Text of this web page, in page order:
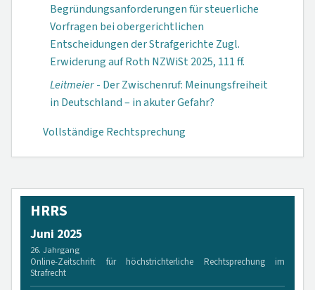
Begründungsanforderungen für steuerliche
Vorfragen bei obergerichtlichen
Entscheidungen der Strafgerichte Zugl.
Erwiderung auf Roth NZWiSt 2025, 111 ff.
Leitmeier- Der Zwischenruf: Meinungsfreiheit
in Deutschland – in akuter Gefahr?
Vollständige Rechtsprechung
HRRS
Juni 2025
26. Jahrgang
Online-Zeitschrift für höchstrichterliche Rechtsprechung im
Strafrecht